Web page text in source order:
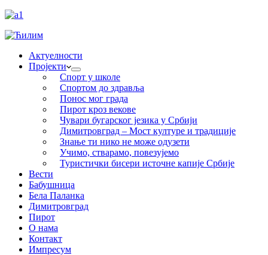
Актуелности
Пројекти
Спорт у школе
Спортом до здравља
Понос мог града
Пирот кроз векове
Чувари бугарског језика у Србији
Димитровград – Мост културе и традиције
Знање ти нико не може одузети
Учимо, стварамо, повезујемо
Туристички бисери источне капије Србије
Вести
Бабушница
Бела Паланка
Димитровград
Пирот
О нама
Контакт
Импресум